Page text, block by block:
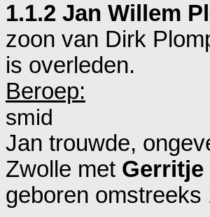
1.1.2 Jan Willem
zoon van Dirk
is overleden.
Beroep:
smid
Jan trouwde,
Zwolle met Gerritje
geboren omstreeks